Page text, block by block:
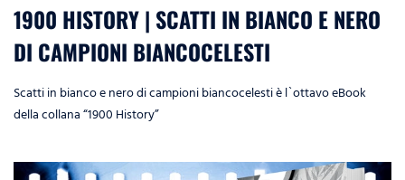
1900 HISTORY | SCATTI IN BIANCO E NERO
DI CAMPIONI BIANCOCELESTI
Scatti in bianco e nero di campioni biancocelesti è l`ottavo eBook
della collana “1900 History”